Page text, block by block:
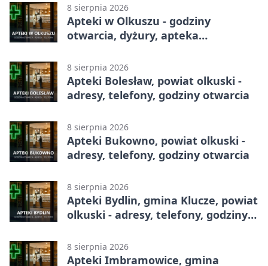
8 sierpnia 2026
Apteki w Olkuszu - godziny
otwarcia, dyżury, apteka
8 sierpnia 2026
Apteki Bolesław, powiat olkuski -
adresy, telefony, godziny otwarcia
8 sierpnia 2026
Apteki Bukowno, powiat olkuski -
adresy, telefony, godziny otwarcia
8 sierpnia 2026
Apteki Bydlin, gmina Klucze, powiat
olkuski - adresy, telefony, godziny
8 sierpnia 2026
Apteki Imbramowice, gmina